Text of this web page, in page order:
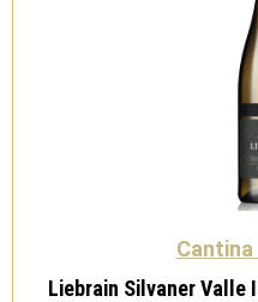
Liebrain Silvaner Valle